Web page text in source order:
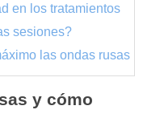
en los tratamientos
sesiones?
las ondas rusas
y cómo